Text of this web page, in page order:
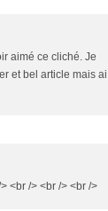
aimé ce cliché. Je
et bel article mais ai
<br /> <br /> <br />